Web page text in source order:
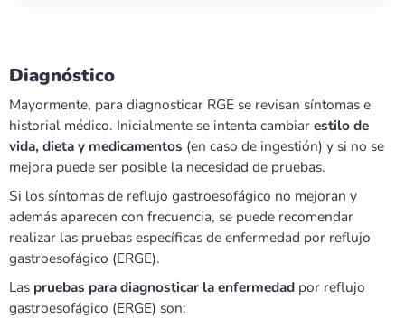
Diagnóstico
Mayormente, para diagnosticar RGE se revisan síntomas e
historial médico. Inicialmente se intenta cambiarestilo de
vida, dieta y medicamentos (en caso de ingestión) y si no se
mejora puede ser posible la necesidad de pruebas.
Si los síntomas de reflujo gastroesofágico no mejoran y
además aparecen con frecuencia, se puede recomendar
realizar las pruebas específicas de enfermedad por reflujo
gastroesofágico (ERGE).
Las pruebas para diagnosticar la enfermedad por reflujo
gastroesofágico (ERGE) son: